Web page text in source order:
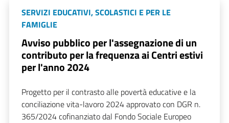
SERVIZI EDUCATIVI, SCOLASTICI E PER LE
FAMIGLIE
Avviso pubblico per l'assegnazione di un
contributo per la frequenza ai Centri estivi
per l'anno 2024
Progetto per il contrasto alle povertà educative e la
conciliazione vita-lavoro 2024 approvato con DGR n.
365/2024 cofinanziato dal Fondo Sociale Europeo